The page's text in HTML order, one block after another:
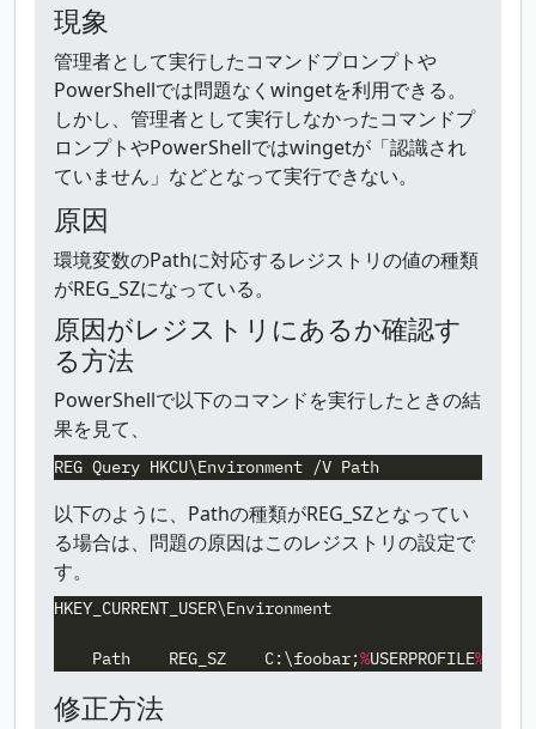
現象
管理者として実行したコマンドプロンプトや
PowerShellでは問題なくwingetを利用できる。
しかし、管理者として実行しなかったコマンドプ
ロンプトやPowerShellではwingetが「認識され
ていません」などとなって実行できない。
原因
環境変数のPathに対応するレジストリの値の種類
がREG_SZになっている。
原因がレジストリにあるか確認す
る方法
PowerShellで以下のコマンドを実行したときの結
果を見て、
REG Query HKCU\Environment /V Path
以下のように、Pathの種類がREG_SZとなってい
る場合は、問題の原因はこのレジストリの設定で
す。
HKEY_CURRENT_USER\Environment
Path REG_SZ C:\foobar;%USERPROFILE%
修正方法